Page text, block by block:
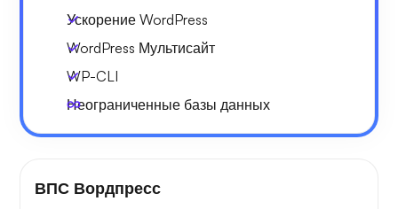
Ускорение WordPress
WordPress Мультисайт
WP-CLI
Неограниченные базы данных
ВПС Вордпресс